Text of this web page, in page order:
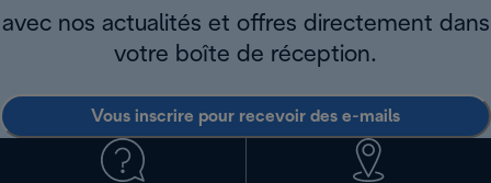
avec nos actualités et offres directement dans
votre boîte de réception.
Vous inscrire pour recevoir des e-mails